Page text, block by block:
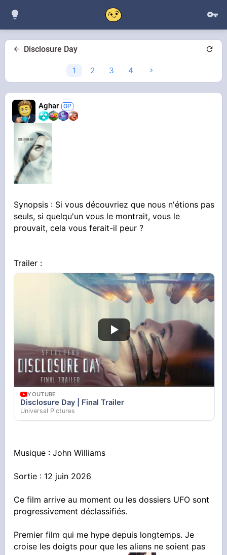
Disclosure Day
1 2 3 4
Aghar
Synopsis : Si vous découvriez que nous n'étions pas
seuls, si quelqu'un vous le montrait, vous le
prouvait, cela vous ferait-il peur ?
Trailer :
YOUTUBE
Disclosure Day | Final Trailer
Universal Pictures
Musique : John Williams
Sortie : 12 juin 2026
Ce film arrive au moment ou les dossiers UFO sont
progressivement déclassifiés.
Premier film qui me hype depuis longtemps. Je
croise les doigts pour que les aliens ne soient pas